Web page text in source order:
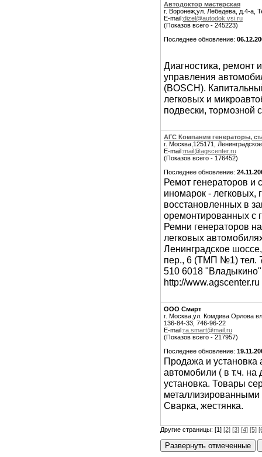
Автодоктор мастерская
г. Воронеж,ул. Лебедева, д.4-а,
E-mail:dizel@autodok.vsi.ru
(Показов всего - 245223)
Последнее обновление:
Диагностика, ремонт
управления
(BOSCH).
легковых и
подвески, тормозной
АГС Компания генераторы,
г. Москва,125171,
E-mail:mail@agscenter.ru
(Показов всего - 176452)
Последнее обновление:
Ремот генераторов и
иномарок - легковых,
восстановленных в
оремонтированных с
Ремни генераторов
легковых
Ленинградское
пер., 6 (ТМП №1) тел.
510 6018
http://
ООО Смарт
г. Москва,ул. Комдива Орлова
136-84-33, 746-96-22
E-mail:ra.smart@mail.ru
(Показов всего - 217957)
Последнее обновление:
Продажа и установка
автомобили ( в т.ч.
установка. Товары
Сварка, жестянка.
Другие страницы: [1] [2] [3] [4] [5]